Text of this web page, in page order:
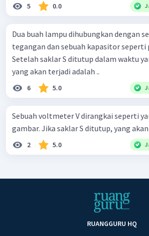
5 0.0
Dua buah lampu dihubungkan dengan
tegangan dan sebuah kapasitor seperti
Setelah saklar S ditutup dalam waktu
yang akan terjadi adalah ..
6 5.0
Sebuah voltmeter V dirangkai seperti
gambar. Jika saklar S ditutup, yang
2 5.0
RUANGGURU HQ